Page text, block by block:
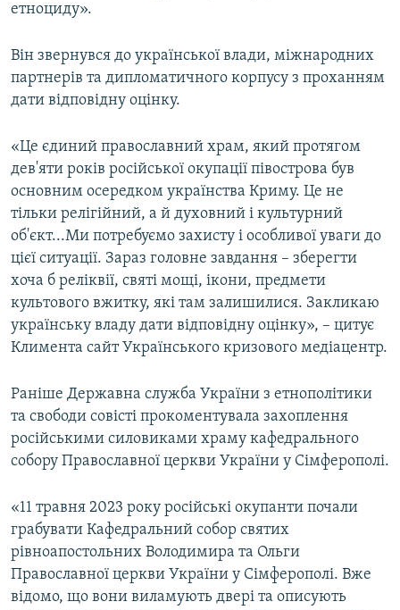
етноциду».
Він звернувся до української влади, міжнародних
партнерів та дипломатичного корпусу з проханням
дати відповідну оцінку.
«Це єдиний православний храм, який протягом
дев'яти років російської окупації півострова був
основним осередком українства Криму. Це не
тільки релігійний, а й духовний і культурний
об'єкт...Ми потребуємо захисту і особливої уваги до
цієї ситуації. Зараз головне завдання – зберегти
хоча б реліквії, святі мощі, ікони, предмети
культового вжитку, які там залишилися. Закликаю
українську владу дати відповідну оцінку», – цитує
Климента сайт Українського кризового медіацентр.
Раніше Державна служба України з етнополітики
та свободи совісті прокоментувала захоплення
російськими силовиками храму кафедрального
собору Православної церкви України у Сімферополі.
«11 травня 2023 року російські окупанти почали
грабувати Кафедральний собор святих
рівноапостольних Володимира та Ольги
Православної церкви України у Сімферополі. Вже
відомо, що вони виламують двері та описують